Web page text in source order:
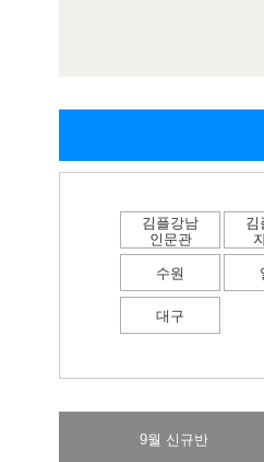
김플강남
인문관
김
수원
대구
9월 신규반